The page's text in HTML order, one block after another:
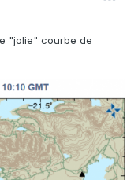
"jolie" courbe de